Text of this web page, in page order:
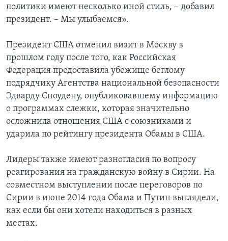
политики имеют несколько иной стиль, – добавил
президент. – Мы улыбаемся».
Президент США отменил визит в Москву в
прошлом году после того, как Российская
Федерация предоставила убежище беглому
подрядчику Агентства национальной безопасности
Эдварду Сноудену, опубликовавшему информацию
о программах слежки, которая значительно
осложнила отношения США с союзниками и
ударила по рейтингу президента Обамы в США.
Лидеры также имеют разногласия по вопросу
реагирования на гражданскую войну в Сирии. На
совместном выступлении после переговоров по
Сирии в июне 2014 года Обама и Путин выглядели,
как если бы они хотели находиться в разных
местах.